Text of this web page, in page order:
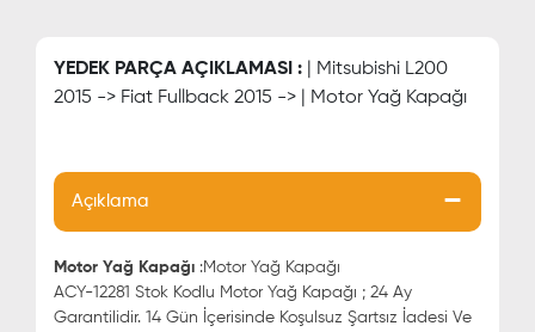
YEDEK PARÇA AÇIKLAMASI : | Mitsubishi L200
2015 -> Fiat Fullback 2015 -> | Motor Yağ Kapağı
Açıklama
Motor Yağ Kapağı :Motor Yağ Kapağı
ACY-12281 Stok Kodlu Motor Yağ Kapağı ; 24 Ay
Garantilidir. 14 Gün İçerisinde Koşulsuz Şartsız İadesi Ve